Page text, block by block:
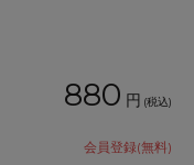
880 円 (税込)
会員登録(無料)